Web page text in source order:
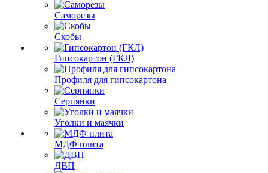
Саморезы
Скобы
Гипсокартон (ГКЛ)
Профиля для гипсокартона
Серпянки
Уголки и маячки
МДФ плита
ДВП